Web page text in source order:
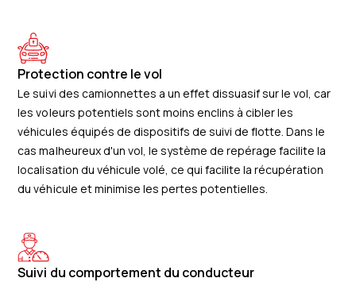
Protection contre le vol
Le suivi des camionnettes a un effet dissuasif sur le vol, car
les voleurs potentiels sont moins enclins à cibler les
véhicules équipés de dispositifs de suivi de flotte. Dans le
cas malheureux d'un vol, le système de repérage facilite la
localisation du véhicule volé, ce qui facilite la récupération
du véhicule et minimise les pertes potentielles.
Suivi du comportement du conducteur